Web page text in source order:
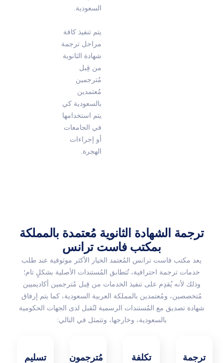
السعودية.
يتم تنفيذ كافة
مراحل ترجمة
شهادة الثانوية
من قِبل
مُترجمين
مُعتمدين
بالسعودية كي
يتم استخدامها
في الجامعات
أو إجراءات
الهجرة.
ترجمة الشهادة الثانوية مُعتمدة بالمملكة
بمكتب فاست ترانس
يعد مكتب فاست ترانس المُعتمد الخيار الأكثر موثوقية عند طلب
خدمات ترجمة احترافية، تُتطابق المُستندات الأصلية بشكلٍ تام؛
وذلك لأنه يُقدِم على تنفيذ الخدمات من قِبل مُترجمين أكاديميين
مُتخصصين، ومُعتمدين بالمملكة العربية السعودية، كما يتم إرفاق
شهادة تصديق مع المُستندات الرسمية لتُقبل لدى الجهات الحكومية
بالسعودية، وخارجها، وتتمثل في التالي:
ترجمة
تكلفة
مُترجمون
تسليم